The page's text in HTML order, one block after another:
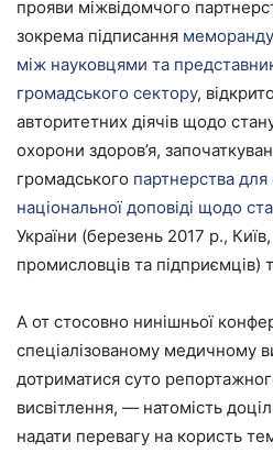
прояви міжвідомчого
зокрема підписання
між науковцями та
громадського сектору,
авторитетних діячів щодо
охорони здоров’я,
громадського партнерства
національної доповіді щодо
України (березень 2017 р., Київ,
промисловців та підприємців)
А от стосовно нинішньої
спеціалізованому медичному
дотриматися суто
висвітлення, — натомість
надати перевагу на користь